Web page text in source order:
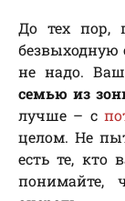
До тех пор,
безвыходную
не надо.
семью из
лучше – с
целом. Не
есть те, кто
понимайте,